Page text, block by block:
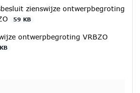
zienswijze ontwerpbegroting
59 KB
ontwerpbegroting VRBZO